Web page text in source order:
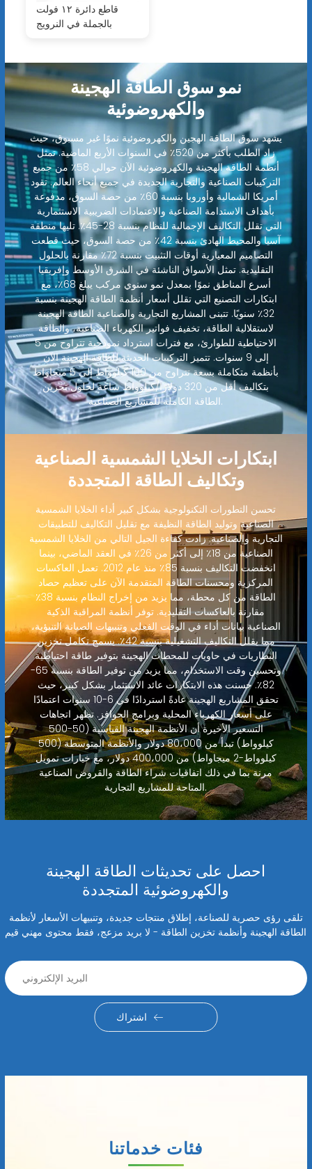
قاطع دائرة ١٢ فولت
بالجملة في النرويج
نمو سوق الطاقة الهجينة
والكهروضوئية
يشهد سوق الطاقة الهجين والكهروضوئية نموًا غير مسبوق، حيث
زاد الطلب بأكثر من 520٪ في السنوات الأربع الماضية. تمثل
أنظمة الطاقة الهجينة والكهروضوئية الآن حوالي 58٪ من جميع
التركيبات الصناعية والتجارية الجديدة في جميع أنحاء العالم. تقود
أمريكا الشمالية وأوروبا بنسبة 60٪ من حصة السوق، مدفوعة
بأهداف الاستدامة الصناعية والاعتمادات الضريبية الاستثمارية
التي تقلل التكاليف الإجمالية للنظام بنسبة 28-45٪. تليها منطقة
آسيا والمحيط الهادئ بنسبة 42٪ من حصة السوق، حيث قطعت
التصاميم المعيارية أوقات التثبيت بنسبة 72٪ مقارنة بالحلول
التقليدية. تمثل الأسواق الناشئة في الشرق الأوسط وإفريقيا
أسرع المناطق نموًا بمعدل نمو سنوي مركب يبلغ 68٪، مع
ابتكارات التصنيع التي تقلل أسعار أنظمة الطاقة الهجينة بنسبة
32٪ سنويًا. تتبنى المشاريع التجارية والصناعية الطاقة الهجينة
لاستقلالية الطاقة، تخفيف فواتير الكهرباء الصناعية، والطاقة
الاحتياطية للطوارئ، مع فترات استرداد نموذجية تتراوح من 5
إلى 9 سنوات. تتميز التركيبات الحديثة للطاقة الهجينة الآن
بأنظمة متكاملة بسعة تتراوح من 100 كيلوواط إلى 5 ميجاواط
بتكاليف أقل من 320 دولارًا/كيلوواط ساعة لحلول تخزين
الطاقة الكاملة للمشاريع الصناعية.
ابتكارات الخلايا الشمسية الصناعية
وتكاليف الطاقة المتجددة
تحسن التطورات التكنولوجية بشكل كبير أداء الخلايا الشمسية
الصناعية وتوليد الطاقة النظيفة مع تقليل التكاليف للتطبيقات
التجارية والصناعية. زادت كفاءة الجيل التالي من الخلايا الشمسية
الصناعية من 18٪ إلى أكثر من 26٪ في العقد الماضي، بينما
انخفضت التكاليف بنسبة 85٪ منذ عام 2012. تعمل العاكسات
المركزية ومحسنات الطاقة المتقدمة الآن على تعظيم حصاد
الطاقة من كل محطة، مما يزيد من إخراج النظام بنسبة 38٪
مقارنة بالعاكسات التقليدية. توفر أنظمة المراقبة الذكية
الصناعية بيانات أداء في الوقت الفعلي وتنبيهات الصيانة التنبؤية،
مما يقلل التكاليف التشغيلية بنسبة 42٪. يسمح تكامل تخزين
البطاريات في حاويات للمحطات الهجينة بتوفير طاقة احتياطية
وتحسين وقت الاستخدام، مما يزيد من توفير الطاقة بنسبة 65-
82٪. حسنت هذه الابتكارات عائد الاستثمار بشكل كبير، حيث
تحقق المشاريع الهجينة عادةً استردادًا في 6-10 سنوات اعتمادًا
على أسعار الكهرباء المحلية وبرامج الحوافز. تظهر اتجاهات
التسعير الأخيرة أن الأنظمة الهجينة القياسية (50-500
كيلوواط) تبدأ من 80،000 دولار والأنظمة المتوسطة (500
كيلوواط-2 ميجاواط) من 400،000 دولار، مع خيارات تمويل
مرنة بما في ذلك اتفاقيات شراء الطاقة والقروض الصناعية
المتاحة للمشاريع التجارية.
احصل على تحديثات الطاقة الهجينة
والكهروضوئية المتجددة
تلقى رؤى حصرية للصناعة، إطلاق منتجات جديدة، وتنبيهات الأسعار لأنظمة
الطاقة الهجينة وأنظمة تخزين الطاقة - لا بريد مزعج، فقط محتوى مهني قيم
اشتراك
فئات خدماتنا